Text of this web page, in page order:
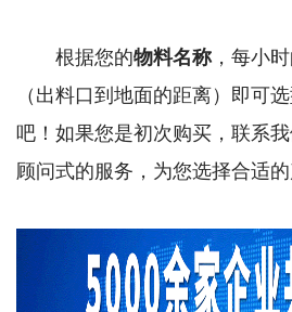
根据您的物料名称 ，每小
（出料口到地面的距离）即可
吧！如果您是初次购买，联系
顾问式的服务，为您选择合适的